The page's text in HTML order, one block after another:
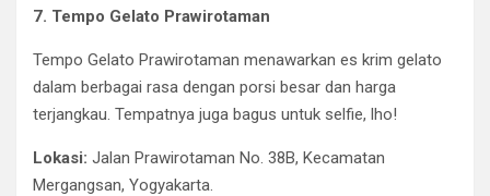
7. Tempo Gelato Prawirotaman
Tempo Gelato Prawirotaman menawarkan es krim gelato
dalam berbagai rasa dengan porsi besar dan harga
terjangkau. Tempatnya juga bagus untuk selfie, lho!
Lokasi: Jalan Prawirotaman No. 38B, Kecamatan
Mergangsan, Yogyakarta.